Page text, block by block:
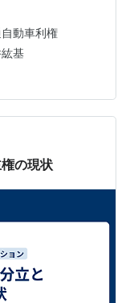
のとんでもない
動車利権
基
の現状